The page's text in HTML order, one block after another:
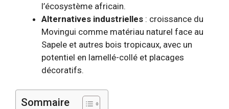
l’écosystème africain.
Alternatives industrielles : croissance du
Movingui comme matériau naturel face au
Sapele et autres bois tropicaux, avec un
potentiel en lamellé-collé et placages
décoratifs.
Sommaire